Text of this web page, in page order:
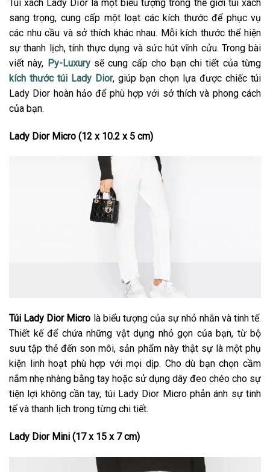
Túi xách Lady Dior là một biểu tượng trong thế giới túi xách
sang trọng, cung cấp một loạt các kích thước để phục vụ
các nhu cầu và sở thích khác nhau. Mỗi kích thước thể hiện
sự thanh lịch, tính thực dụng và sức hút vĩnh cửu. Trong bài
viết này, Py-Luxurysẽ cung cấp cho bạn chi tiết của từng
kích thước túi Lady Dior, giúp bạn chọn lựa được chiếc túi
Lady Dior hoàn hảo để phù hợp với sở thích và phong cách
của bạn.
Lady Dior Micro (12 x 10.2 x 5 cm)
Túi Lady Dior Micro là biểu tượng của sự nhỏ nhắn và tinh tế.
Thiết kế để chứa những vật dụng nhỏ gọn của bạn, từ bộ
sưu tập thẻ đến son môi, sản phẩm này thật sự là một phụ
kiện linh hoạt phù hợp với mọi dịp. Cho dù bạn chọn cầm
nắm nhẹ nhàng bằng tay hoặc sử dụng dây đeo chéo cho sự
tiện lợi không cần tay, túi Lady Dior Micro phản ánh sự tinh
tế và thanh lịch trong từng chi tiết.
Lady Dior Mini (17 x 15 x 7 cm)